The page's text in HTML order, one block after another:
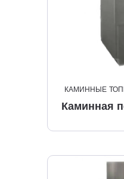
КАМИННЫЕ
Каминная